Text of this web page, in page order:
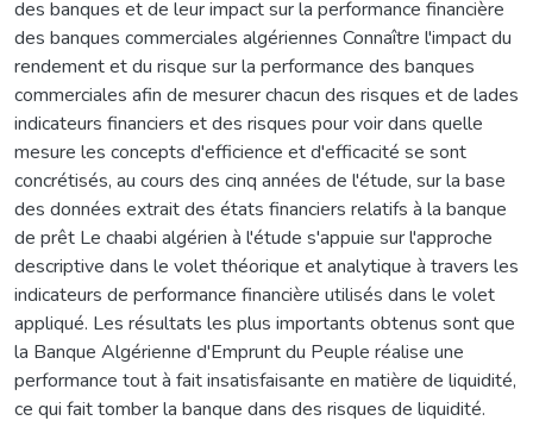
des banques et de leur impact sur la performance financière
des banques commerciales algériennes Connaître l'impact du
rendement et du risque sur la performance des banques
commerciales afin de mesurer chacun des risques et de lades
indicateurs financiers et des risques pour voir dans quelle
mesure les concepts d'efficience et d'efficacité se sont
concrétisés, au cours des cinq années de l'étude, sur la base
des données extrait des états financiers relatifs à la banque
de prêt Le chaabi algérien à l'étude s'appuie sur l'approche
descriptive dans le volet théorique et analytique à travers les
indicateurs de performance financière utilisés dans le volet
appliqué. Les résultats les plus importants obtenus sont que
la Banque Algérienne d'Emprunt du Peuple réalise une
performance tout à fait insatisfaisante en matière de liquidité,
ce qui fait tomber la banque dans des risques de liquidité.